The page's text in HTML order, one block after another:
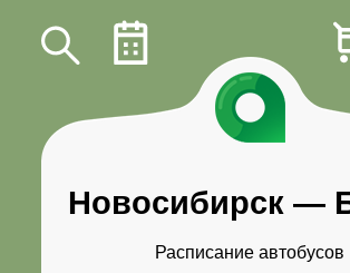
Новосибирск—
Расписание автобусов